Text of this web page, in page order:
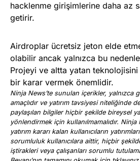
hacklenme girişimlerine daha az
getirir.
Airdroplar ücretsiz jeton elde
olabilir ancak yalnızca bu nedenle
Projeyi ve altta yatan teknolojisini
bir karar vermek önemlidir.
Ninja News’te sunulan içerikler, yalnızca
amaçlıdır ve yatırım tavsiyesi niteliğinde
paylaşılan bilgiler hiçbir şekilde bireysel
yönlendirmek için kullanılmamalıdır.
yatırım kararı kalan kullanıcıların
sorumluluk kullanıcılara aittir, hiçbir
iştirakleri veya çalışanları sorumlu